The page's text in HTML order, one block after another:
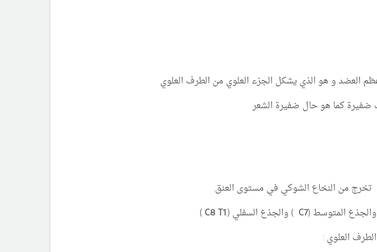
العضد و هو الذي يشكل الجزء العلوي من الطرف العلوي
ضفيرة كما هو حال ضفيرة الشعر
المتوسط (C7 ) والجذع السفلي (. C8T1
)
العلوي :